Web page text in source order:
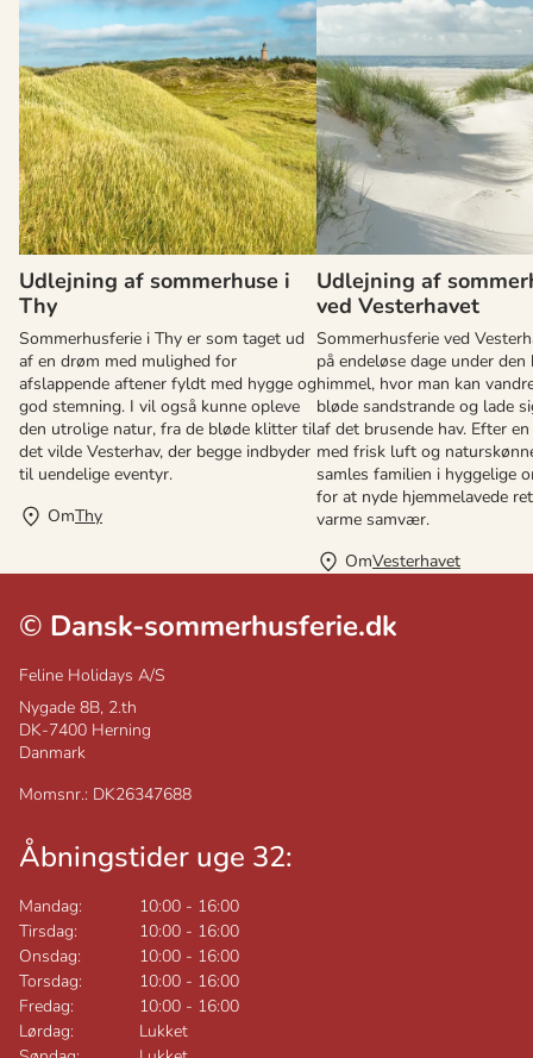
Udlejning af sommerhuse i
Thy
Sommerhusferie i Thy er som taget ud
af en drøm med mulighed for
afslappende aftener fyldt med hygge og
god stemning. I vil også kunne opleve
den utrolige natur, fra de bløde klitter til
det vilde Vesterhav, der begge indbyder
til uendelige eventyr.
OmThy
Udlejning af
ved Vesterhavet
Sommerhusferie ved
på endeløse dage under den
himmel, hvor man kan
bløde sandstrande og lade
af det brusende hav. Efter
med frisk luft og
samles familien i hyggelige
for at nyde hjemmelavede
varme samvær.
OmVesterhavet
© Dansk-sommerhusferie.dk
Feline Holidays A/S
Nygade 8B, 2.th
DK-7400 Herning
Danmark
Momsnr.: DK26347688
Åbningstider uge 32:
Mandag: 10:00 - 16:00
Tirsdag:
10:00 - 16:00
Onsdag:
10:00 - 16:00
Torsdag:
10:00 - 16:00
Fredag:
10:00 - 16:00
Lørdag:
Lukket